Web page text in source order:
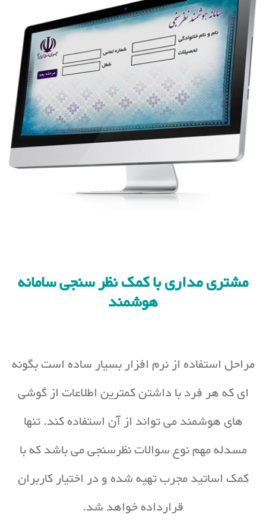
مشتری مداری با کمک نظر سنجی سامانه
هوشمند
مراحل استفاده از نرم افزار بسیار ساده است بگونه
ای که هر فرد با داشتن کمترین اطلاعات از گوشی
های هوشمند می تواند از آن استفاده کند. تنها
مسدله مهم نوع سوالات نظرسنجی می باشد که با
کمک اساتید مجرب تهیه شده و در اختیار کاربران
قرارداده خواهد شد.